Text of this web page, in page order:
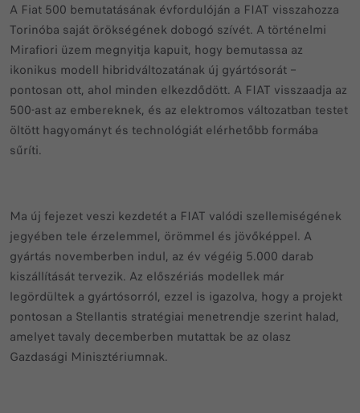
A Fiat 500 bemutatásának évfordulóján a FIAT visszahozza
Torinóba saját örökségének dobogó szívét. A történelmi
Mirafiori üzem megnyitja kapuit, hogy bemutassa az
ikonikus modell hibridváltozatának új gyártósorát –
pontosan ott, ahol minden elkezdődött. A FIAT visszaadja az
500-ast az embereknek, és az elektromos változatban testet
öltött hagyományt és technológiát elérhetőbb formába
sűríti.
Ma új fejezet veszi kezdetét a FIAT valódi szellemiségének
jegyében tele érzelemmel, örömmel és jövőképpel. A
gyártás novemberben indul, az év végéig 5.000 darab
kiszállítását tervezik. Az előszériás modellek már
legördültek a gyártósorról, ezzel is igazolva, hogy a projekt
pontosan a Stellantis stratégiai menetrendje szerint halad,
amelyet tavaly decemberben mutattak be az olasz
Gazdasági Minisztériumnak.